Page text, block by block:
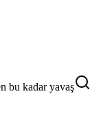
bu kadar yavaş